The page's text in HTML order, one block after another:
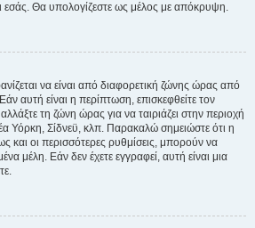
εσάς. Θα υπολογίζεστε ως μέλος με απόκρυψη.
να είναι από διαφορετική ζώνης ώρας από
αυτή είναι η περίπτωση, επισκεφθείτε τον
τη ζώνη ώρας για να ταιριάζει στην περιοχή
Υόρκη, Σίδνεϋ, κλπ. Παρακαλώ σημειώστε ότι η
και οι περισσότερες ρυθμίσεις, μπορούν να
μέλη. Εάν δεν έχετε εγγραφεί, αυτή είναι μια